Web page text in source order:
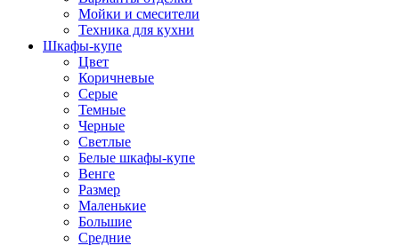
Мойки и смесители
Техника для кухни
Шкафы-купе
Цвет
Коричневые
Серые
Темные
Черные
Светлые
Белые шкафы-купе
Венге
Размер
Маленькие
Большие
Средние